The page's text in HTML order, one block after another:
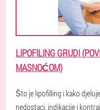
LIPOFILING GRUDI
MASNOĆOM)
Što je lipofilling i kako
nedostaci, indikacije i